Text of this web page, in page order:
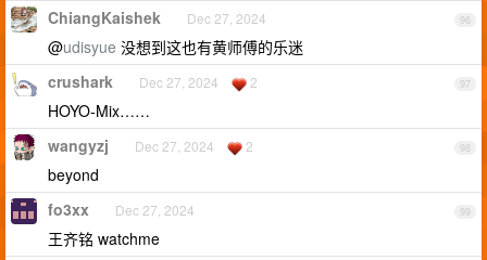
96
ChiangKaishek Dec 27, 2024
@udisyue 没想到这也有黄师傅的乐迷
97
crushark Dec 27, 2024 2
HOYO-Mix……
98
wangyzj Dec 27, 2024 2
beyond
99
fo3xx Dec 27, 2024
王齐铭 watchme